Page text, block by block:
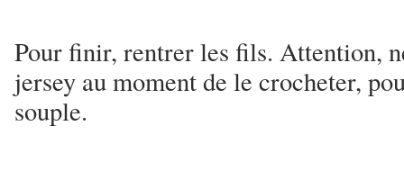
Pour finir, rentrer les fils. Attention,
jersey au moment de le crocheter,
souple.